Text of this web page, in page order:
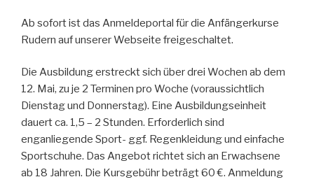
Ab sofort ist das Anmeldeportal für die Anfängerkurse
Rudern auf unserer Webseite freigeschaltet.
Die Ausbildung erstreckt sich über drei Wochen ab dem
12. Mai, zu je 2 Terminen pro Woche (voraussichtlich
Dienstag und Donnerstag). Eine Ausbildungseinheit
dauert ca. 1,5 – 2 Stunden. Erforderlich sind
enganliegende Sport- ggf. Regenkleidung und einfache
Sportschuhe. Das Angebot richtet sich an Erwachsene
ab 18 Jahren. Die Kursgebühr beträgt 60 €. Anmeldung